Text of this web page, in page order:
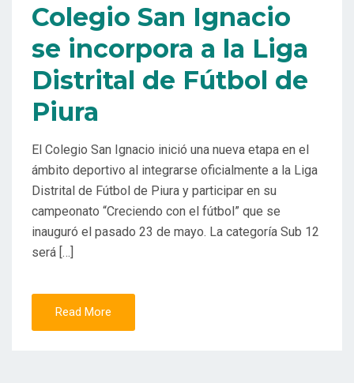
Colegio San Ignacio
se incorpora a la Liga
Distrital de Fútbol de
Piura
El Colegio San Ignacio inició una nueva etapa en el
ámbito deportivo al integrarse oficialmente a la Liga
Distrital de Fútbol de Piura y participar en su
campeonato “Creciendo con el fútbol” que se
inauguró el pasado 23 de mayo. La categoría Sub 12
será […]
Read More